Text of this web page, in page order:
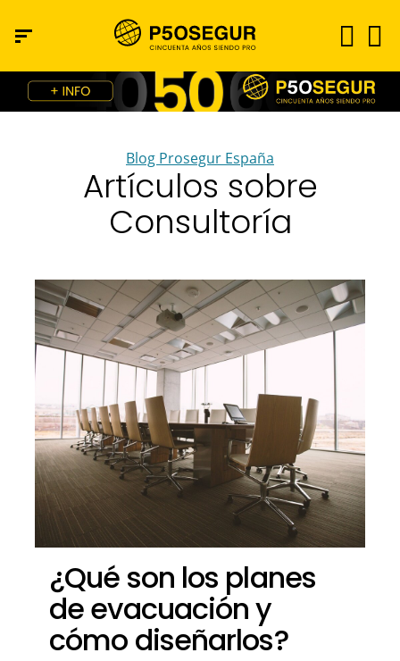
Blog Prosegur España
Artículos sobre
Consultoría
¿Qué son los planes
de evacuación y
cómo diseñarlos?